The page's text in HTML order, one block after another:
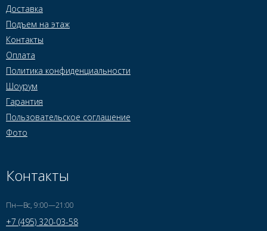
Доставка
Подъем на этаж
Контакты
Оплата
Политика конфиденциальности
Шоурум
Гарантия
Пользовательское соглашение
Фото
Контакты
Пн—Вс, 9:00—21:00
+7 (495) 320-03-58